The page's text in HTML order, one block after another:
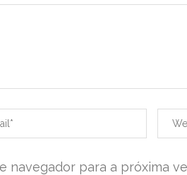
navegador para a próxima